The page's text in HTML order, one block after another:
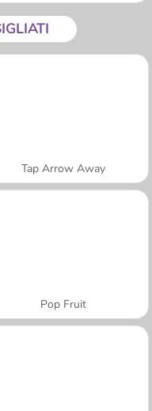
Tap Arrow Away
Pop Fruit